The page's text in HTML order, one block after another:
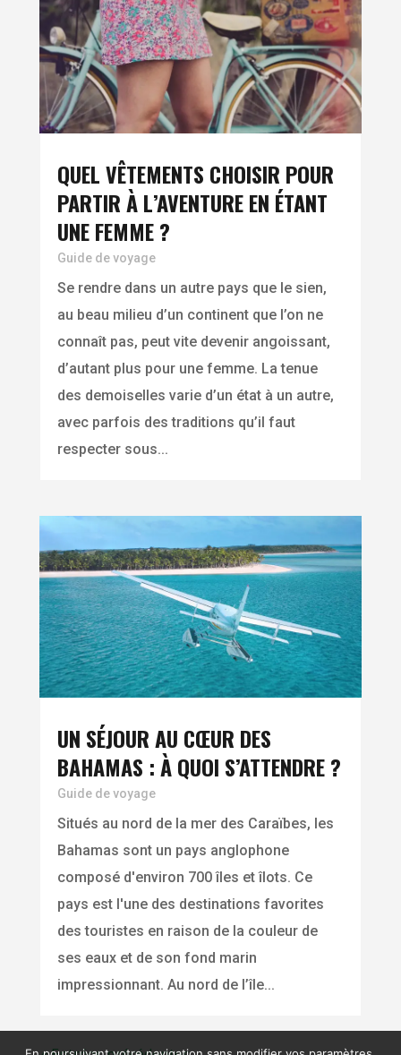
QUEL VÊTEMENTS CHOISIR POUR
PARTIR À L’AVENTURE EN ÉTANT
UNE FEMME ?
Guide de voyage
Se rendre dans un autre pays que le sien,
au beau milieu d’un continent que l’on ne
connaît pas, peut vite devenir angoissant,
d’autant plus pour une femme. La tenue
des demoiselles varie d’un état à un autre,
avec parfois des traditions qu’il faut
respecter sous...
UN SÉJOUR AU CŒUR DES
BAHAMAS : À QUOI S’ATTENDRE ?
Guide de voyage
Situés au nord de la mer des Caraïbes, les
Bahamas sont un pays anglophone
composé d'environ 700 îles et îlots. Ce
pays est l'une des destinations favorites
des touristes en raison de la couleur de
ses eaux et de son fond marin
impressionnant. Au nord de l’île...